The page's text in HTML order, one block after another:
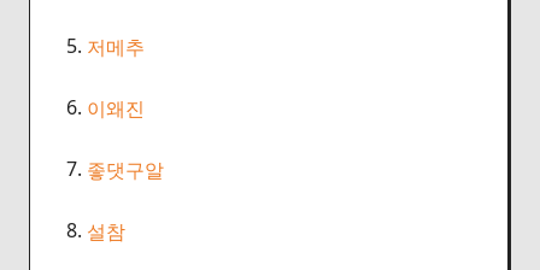
5. 저메추
6. 이왜진
7. 좋댓구알
8. 설참